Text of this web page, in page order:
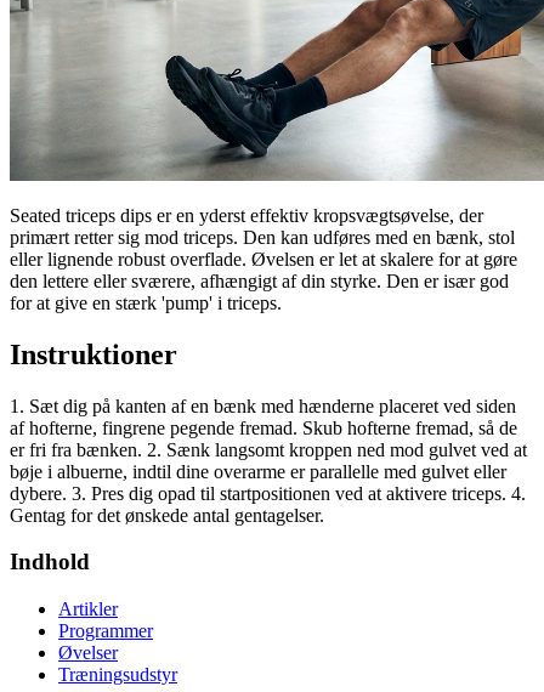
Seated triceps dips er en yderst effektiv kropsvægtsøvelse, der
primært retter sig mod triceps. Den kan udføres med en bænk, stol
eller lignende robust overflade. Øvelsen er let at skalere for at gøre
den lettere eller sværere, afhængigt af din styrke. Den er især god
for at give en stærk 'pump' i triceps.
Instruktioner
1. Sæt dig på kanten af en bænk med hænderne placeret ved siden
af hofterne, fingrene pegende fremad. Skub hofterne fremad, så de
er fri fra bænken. 2. Sænk langsomt kroppen ned mod gulvet ved at
bøje i albuerne, indtil dine overarme er parallelle med gulvet eller
dybere. 3. Pres dig opad til startpositionen ved at aktivere triceps. 4.
Gentag for det ønskede antal gentagelser.
Indhold
Artikler
Programmer
Øvelser
Træningsudstyr